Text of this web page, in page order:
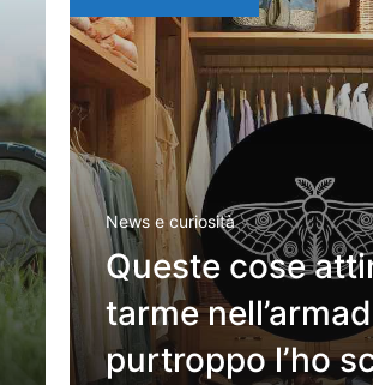
News e curiosità
Queste cose
tarme
purtroppo l’ho